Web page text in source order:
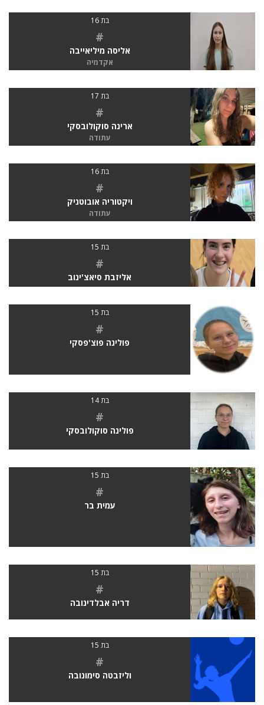
בת 16
#
אליסה מיליאייבה
אקדמיה
בת 17
#
ארינה סוקולובסקי
עתודה
בת 16
#
ויקטוריה אובוטניק
עתודה
בת 15
#
אליזבת סיאצ'ינוב
בת 15
#
פולינה פוצ'פסקי
בת 14
#
פולינה סוקולובסקי
בת 15
#
עמית בר
בת 15
#
דריה אבלדינובה
בת 15
#
וליזבטה סימונובה